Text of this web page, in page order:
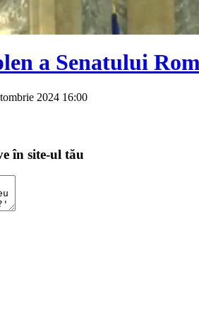
a Senatului
2024 16:00
în site-ul tău